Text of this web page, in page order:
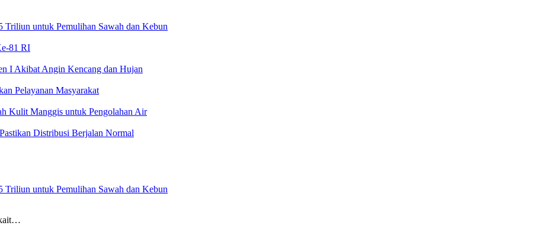
Triliun untuk Pemulihan Sawah dan Kebun
81 RI
I Akibat Angin Kencang dan Hujan
Pelayanan Masyarakat
Kulit Manggis untuk Pengolahan Air
Distribusi Berjalan Normal
Triliun untuk Pemulihan Sawah dan Kebun